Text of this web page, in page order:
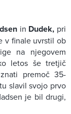
in Dudek, pri
v finale uvrstil ob
na njegovem
letos še tretjič
premoč 35-
slavil svojo prvo
je bil drugi,